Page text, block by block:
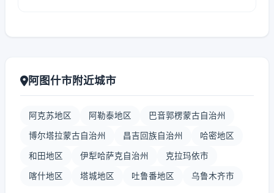
阿图什市附近城市
阿克苏地区 阿勒泰地区 巴音郭楞蒙古自治州
博尔塔拉蒙古自治州 昌吉回族自治州 哈密地区
和田地区 伊犁哈萨克自治州 克拉玛依市
喀什地区 塔城地区 吐鲁番地区 乌鲁木齐市